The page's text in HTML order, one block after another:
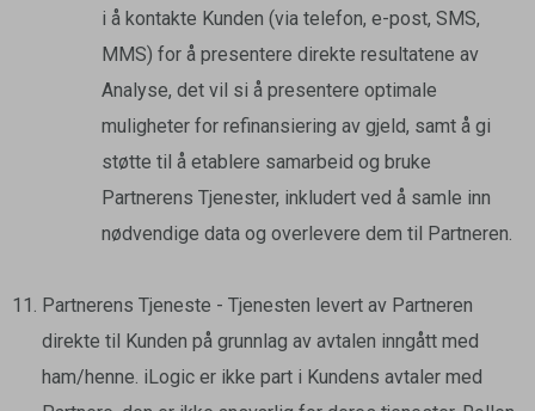
i å kontakte Kunden (via telefon, e-post, SMS,
MMS) for å presentere direkte resultatene av
Analyse, det vil si å presentere optimale
muligheter for refinansiering av gjeld, samt å gi
støtte til å etablere samarbeid og bruke
Partnerens Tjenester, inkludert ved å samle inn
nødvendige data og overlevere dem til Partneren.
Partnerens Tjeneste - Tjenesten levert av Partneren
direkte til Kunden på grunnlag av avtalen inngått med
ham/henne. iLogic er ikke part i Kundens avtaler med